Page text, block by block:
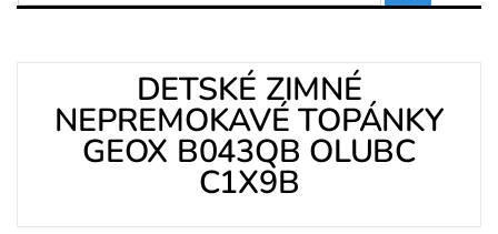
DETSKÉ ZIMNÉ
NEPREMOKAVÉ TOPÁNKY
GEOX B043QB OLUBC
C1X9B